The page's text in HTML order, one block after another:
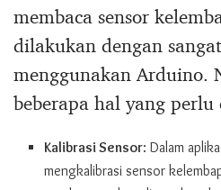
membaca sensor
dilakukan dengan
menggunakan Arduino.
beberapa hal yang
Kalibrasi Sensor: Dalam
mengkalibrasi sensor